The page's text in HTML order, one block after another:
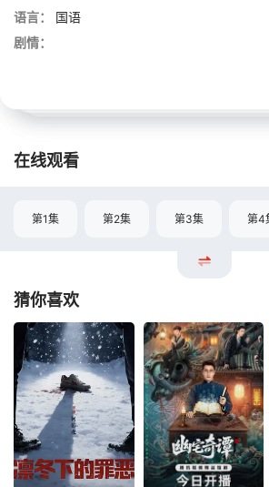
语言：
国语
剧情：
在线观看
第1集 第2集 第3集 第4
猜你喜欢